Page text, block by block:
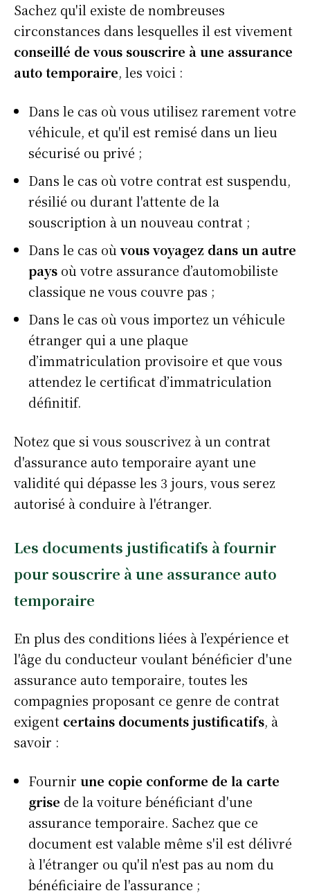
Sachez qu'il existe de nombreuses
circonstances dans lesquelles il est vivement
conseillé de vous souscrire à une assurance
auto temporaire, les voici :
Dans le cas où vous utilisez rarement votre
véhicule, et qu'il est remisé dans un lieu
sécurisé ou privé ;
Dans le cas où votre contrat est suspendu,
résilié ou durant l'attente de la
souscription à un nouveau contrat ;
Dans le cas où vous voyagez dans un autre
pays où votre assurance d’automobiliste
classique ne vous couvre pas ;
Dans le cas où vous importez un véhicule
étranger qui a une plaque
d’immatriculation provisoire et que vous
attendez le certificat d’immatriculation
définitif.
Notez que si vous souscrivez à un contrat
d'assurance auto temporaire ayant une
validité qui dépasse les 3 jours, vous serez
autorisé à conduire à l'étranger.
Les documents justificatifs à fournir
pour souscrire à une assurance auto
temporaire
En plus des conditions liées à l’expérience et
l'âge du conducteur voulant bénéficier d'une
assurance auto temporaire, toutes les
compagnies proposant ce genre de contrat
exigent certains documents justificatifs, à
savoir :
Fournir une copie conforme de la carte
grise de la voiture bénéficiant d'une
assurance temporaire. Sachez que ce
document est valable même s'il est délivré
à l'étranger ou qu'il n'est pas au nom du
bénéficiaire de l'assurance ;